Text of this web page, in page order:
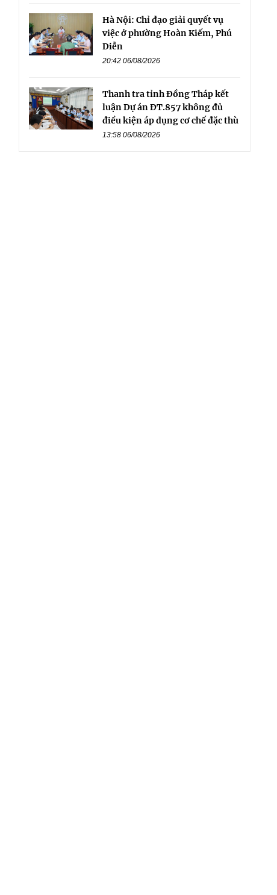
Hà Nội: Chỉ đạo giải quyết vụ
việc ở phường Hoàn Kiếm, Phú
Diễn
20:42 06/08/2026
Thanh tra tỉnh Đồng Tháp kết
luận Dự án ĐT.857 không đủ
điều kiện áp dụng cơ chế đặc thù
13:58 06/08/2026